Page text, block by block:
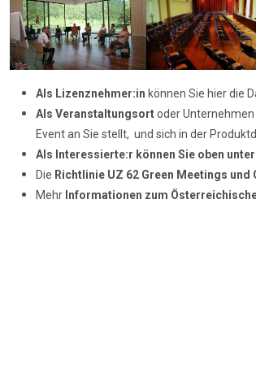
Als Lizenznehmer:in können Sie hier die
Als Veranstaltungsortoder
Event an Sie stellt, und sich in der
Als Interessierte:r können Sie oben
Die Richtlinie UZ 62 Green Meetings und
Mehr Informationen zum